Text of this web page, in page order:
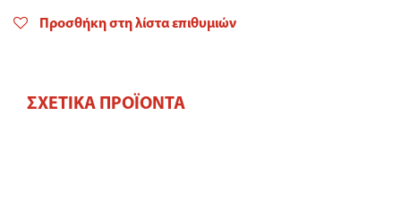
Προσθήκη στη λίστα επιθυμιών
ΣΧΕΤΙΚΆ ΠΡΟΪΌΝΤΑ